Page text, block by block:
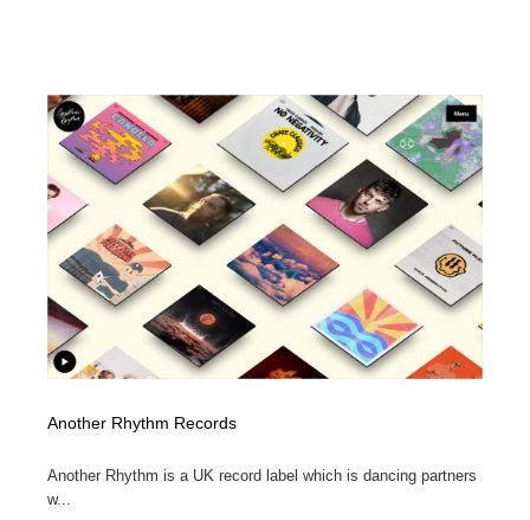
Another Rhythm Records
Another Rhythm is a UK record label which is dancing partners
w...